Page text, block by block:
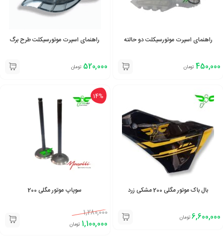
راهنمای اسپرت موتورسیکلت دو حالته
450,000 تومان
راهنمای اسپرت موتورسیکلت طرح برگ
520,000 تومان
بال باک موتور مگلی 200 مشکی زرد
6,600,000 تومان
14%
سوپاپ موتور مگلی 200
1,280,000
1,100,000 تومان